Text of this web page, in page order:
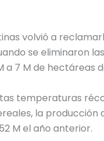
volvió a
se eliminaron
a 7 M de hectáreas
temperaturas
la
M el año anterior.